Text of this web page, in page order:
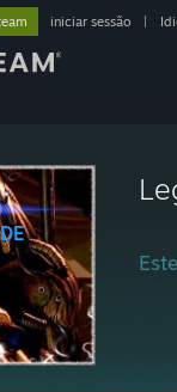
iniciar sessão